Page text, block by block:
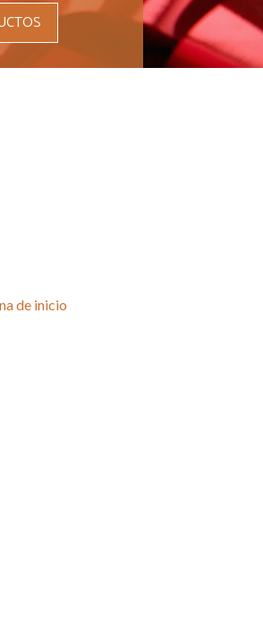
de inicio